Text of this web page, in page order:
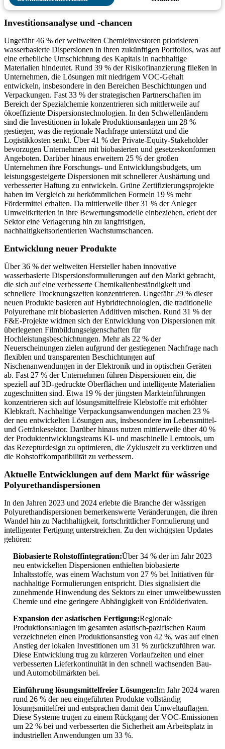
Investitionsanalyse und -chancen
Ungefähr 46 % der weltweiten Chemieinvestoren priorisieren
wasserbasierte Dispersionen in ihren zukünftigen Portfolios, was auf
eine erhebliche Umschichtung des Kapitals in nachhaltige
Materialien hindeutet. Rund 39 % der Risikofinanzierung fließen in
Unternehmen, die Lösungen mit niedrigem VOC-Gehalt
entwickeln, insbesondere in den Bereichen Beschichtungen und
Verpackungen. Fast 33 % der strategischen Partnerschaften im
Bereich der Spezialchemie konzentrieren sich mittlerweile auf
ökoeffiziente Dispersionstechnologien. In den Schwellenländern
sind die Investitionen in lokale Produktionsanlagen um 28 %
gestiegen, was die regionale Nachfrage unterstützt und die
Logistikkosten senkt. Über 41 % der Private-Equity-Stakeholder
bevorzugen Unternehmen mit biobasierten und gesetzeskonformen
Angeboten. Darüber hinaus erweitern 25 % der großen
Unternehmen ihre Forschungs- und Entwicklungsbudgets, um
leistungsgesteigerte Dispersionen mit schnellerer Aushärtung und
verbesserter Haftung zu entwickeln. Grüne Zertifizierungsprojekte
haben im Vergleich zu herkömmlichen Formeln 19 % mehr
Fördermittel erhalten. Da mittlerweile über 31 % der Anleger
Umweltkriterien in ihre Bewertungsmodelle einbeziehen, erlebt der
Sektor eine Verlagerung hin zu langfristigen,
nachhaltigkeitsorientierten Wachstumschancen.
Entwicklung neuer Produkte
Über 36 % der weltweiten Hersteller haben innovative
wasserbasierte Dispersionsformulierungen auf den Markt gebracht,
die sich auf eine verbesserte Chemikalienbeständigkeit und
schnellere Trocknungszeiten konzentrieren. Ungefähr 29 % dieser
neuen Produkte basieren auf Hybridtechnologien, die traditionelle
Polyurethane mit biobasierten Additiven mischen. Rund 31 % der
F&E-Projekte widmen sich der Entwicklung von Dispersionen mit
überlegenen Filmbildungseigenschaften für
Hochleistungsbeschichtungen. Mehr als 22 % der
Neuerscheinungen zielen aufgrund der gestiegenen Nachfrage nach
flexiblen und transparenten Beschichtungen auf
Nischenanwendungen in der Elektronik und in optischen Geräten
ab. Fast 27 % der Unternehmen führen Dispersionen ein, die
speziell auf 3D-gedruckte Oberflächen und intelligente Materialien
zugeschnitten sind. Etwa 19 % der jüngsten Markteinführungen
konzentrieren sich auf lösungsmittelfreie Klebstoffe mit erhöhter
Klebkraft. Nachhaltige Verpackungsanwendungen machen 23 %
der neu entwickelten Lösungen aus, insbesondere im Lebensmittel-
und Getränkesektor. Darüber hinaus nutzen mittlerweile über 40 %
der Produktentwicklungsteams KI- und maschinelle Lerntools, um
das Rezepturdesign zu optimieren, die Zykluszeit zu verkürzen und
die Rohstoffkompatibilität zu verbessern.
Aktuelle Entwicklungen auf dem Markt für wässrige
Polyurethandispersionen
In den Jahren 2023 und 2024 erlebte die Branche der wässrigen
Polyurethandispersionen bemerkenswerte Veränderungen, die ihren
Wandel hin zu Nachhaltigkeit, fortschrittlicher Formulierung und
intelligenter Fertigung unterstreichen. Zu den wichtigsten Updates
gehören:
Biobasierte Rohstoffintegration:Über 34 % der im Jahr 2023
neu entwickelten Dispersionen enthielten biobasierte
Inhaltsstoffe, was einem Wachstum von 27 % bei Initiativen für
nachhaltige Formulierungen entspricht. Dies signalisiert die
zunehmende Hinwendung des Sektors zu einer umweltbewussten
Chemie und eine geringere Abhängigkeit von Erdölderivaten.
Expansion der asiatischen Fertigung:Regionale
Produktionsanlagen im gesamten asiatisch-pazifischen Raum
verzeichneten einen Produktionsanstieg von 42 %, was auf einen
Anstieg der lokalen Investitionen um 31 % zurückzuführen war.
Diese Entwicklung trug zu kürzeren Vorlaufzeiten und einer
verbesserten Lieferkontinuität in den schnell wachsenden Bau-
und Automobilmärkten bei.
Einführung lösungsmittelfreier Lösungen:Im Jahr 2024 waren
rund 26 % der neu eingeführten Produkte vollständig
lösungsmittelfrei und entsprachen damit den Umweltauflagen.
Diese Systeme trugen zu einem Rückgang der VOC-Emissionen
um 22 % bei und verbesserten die Sicherheit am Arbeitsplatz in
industriellen Anwendungen um 33 %.